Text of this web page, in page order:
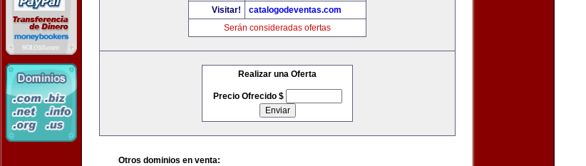
Visitar!
catalogodeventas.com
Serán consideradas ofertas
Realizar una Oferta
Precio Ofrecido $
Otros dominios en venta: